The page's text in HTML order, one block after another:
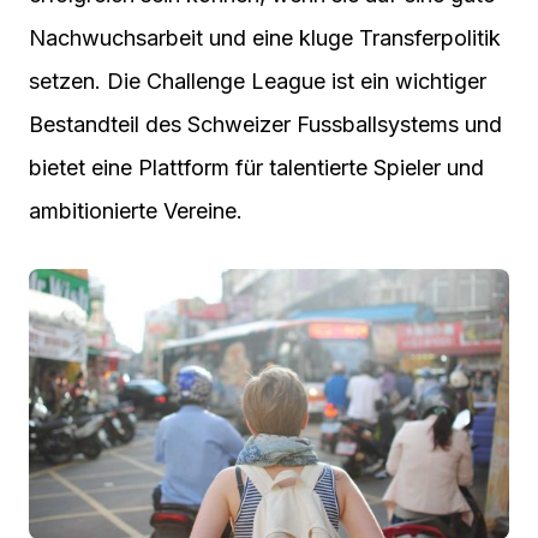
Nachwuchsarbeit und eine kluge Transferpolitik
setzen. Die Challenge League ist ein wichtiger
Bestandteil des Schweizer Fussballsystems und
bietet eine Plattform für talentierte Spieler und
ambitionierte Vereine.